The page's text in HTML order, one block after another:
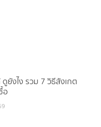
ยังไง รวม 7 วิธีสังเกต
อ